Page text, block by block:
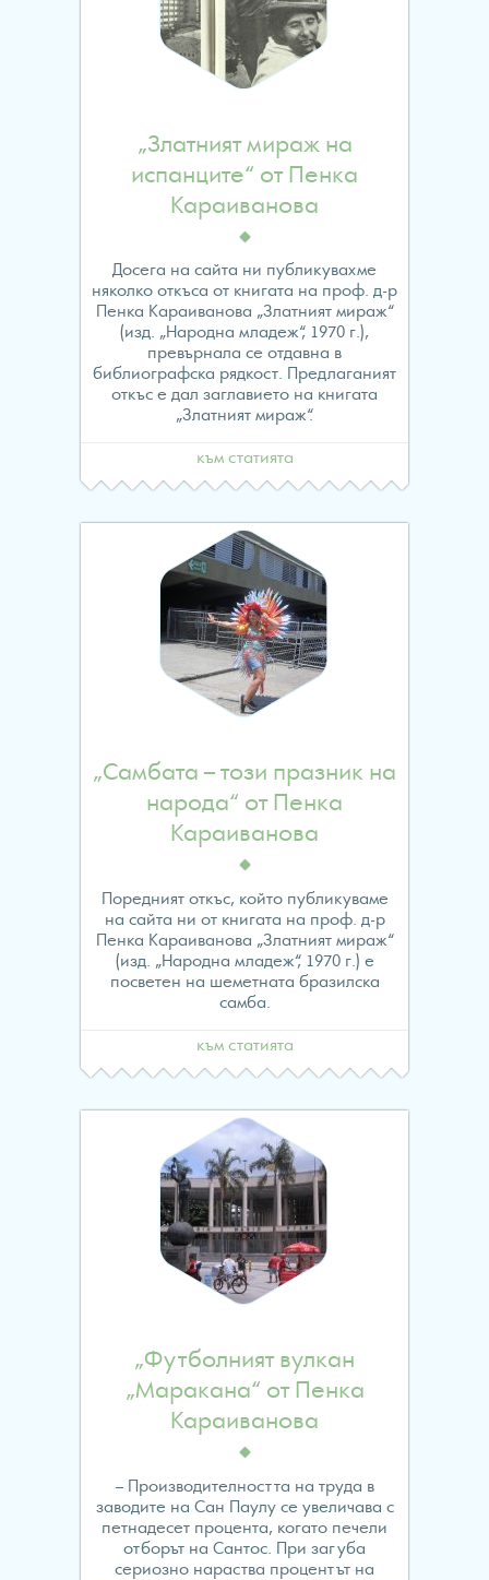
„Златният мираж на
испанците“ от Пенка
Караиванова
Досега на сайта ни публикувахме
няколко откъса от книгата на проф. д-р
Пенка Караиванова „Златният мираж“
(изд. „Народна младеж“, 1970 г.),
превърнала се отдавна в
библиографска рядкост. Предлаганият
откъс е дал заглавието на книгата
„Златният мираж“.
към статията
„Самбата – този празник на
народа“ от Пенка
Караиванова
Поредният откъс, който публикуваме
на сайта ни от книгата на проф. д-р
Пенка Караиванова „Златният мираж“
(изд. „Народна младеж“, 1970 г.) е
посветен на шеметната бразилска
самба.
към статията
„Футболният вулкан
„Маракана“ от Пенка
Караиванова
– Производителността на труда в
заводите на Сан Паулу се увеличава с
петнадесет процента, когато печели
отборът на Сантос. При загуба
сериозно нараства процентът на